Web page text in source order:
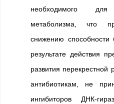
необходимого
метаболизма, что
снижению
результате действия
развития перекрестной
антибиотикам, не
ингибиторов ДНК-